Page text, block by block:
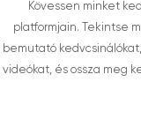
Kövessen minket
platformjain. Tekintse
bemutató
videókat, és ossza meg